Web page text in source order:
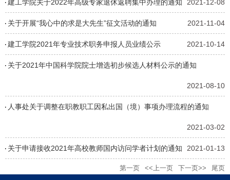
建工学院关于2022年高级专家退休返聘集中办理的通知 2021-12-08
关于开展“我心中的求是大先生”征文活动的通知 2021-11-04
​建工学院2021年专业技术职务申报人员业绩公示 2021-10-14
关于2021年中国科学院院士增选初步候选人材料公示的通知
2021-08-10
人事处关于调整在职教职工因私出国（境）事项办理流程的通知
2021-03-02
关于申请接收2021年高校教师国内访问学者计划的通知 2021-01-13
第一页 <<上一页 下一页>> 尾页